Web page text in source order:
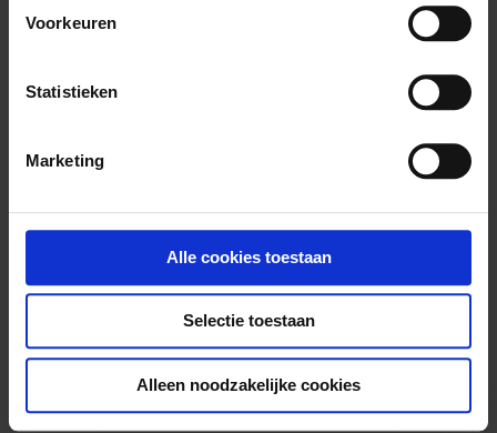
Voorkeuren
Statistieken
Marketing
Alle cookies toestaan
Selectie toestaan
Alleen noodzakelijke cookies
Instructions
your Universal- or egg food. Beepollen is ideally suited to use
More Information
11474
Crude protein 17%, Crude oils &
fats 5%, Crude fibre 3%, Crude ash 3%, Calcium 0,33%,
Phosphorus 0,42%, Sodium 0,09%, Magnesium 0,21%,
1 kg